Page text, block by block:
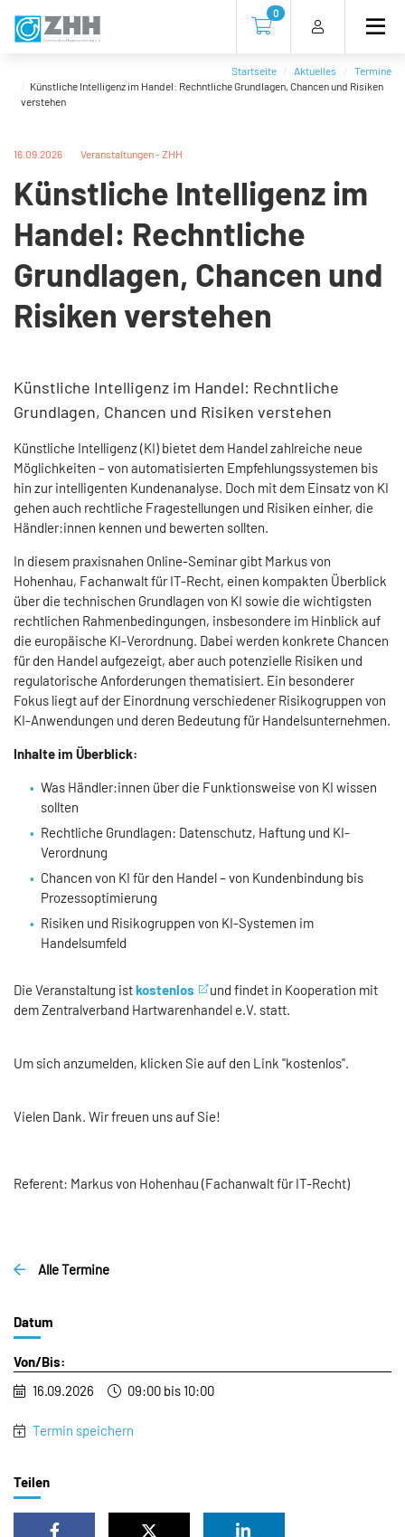
zum
zum
zur
zum
0
Zur Kasse gehen (0
Startseite Aktuelles
Termine
Künstliche Intelligenz im Handel: Rechntliche Grundlagen, Chancen und Risiken
verstehen
16.09.2026 Veranstaltungen - ZHH
Künstliche Intelligenz im
Handel: Rechntliche
Grundlagen, Chancen und
Risiken verstehen
Künstliche Intelligenz im Handel: Rechntliche
Grundlagen, Chancen und Risiken verstehen
Künstliche Intelligenz (KI) bietet dem Handel zahlreiche neue
Möglichkeiten – von automatisierten Empfehlungssystemen bis
hin zur intelligenten Kundenanalyse. Doch mit dem Einsatz von KI
gehen auch rechtliche Fragestellungen und Risiken einher, die
Händler:innen kennen und bewerten sollten.
In diesem praxisnahen Online-Seminar gibt Markus von
Hohenhau, Fachanwalt für IT-Recht, einen kompakten Überblick
über die technischen Grundlagen von KI sowie die wichtigsten
rechtlichen Rahmenbedingungen, insbesondere im Hinblick auf
die europäische KI-Verordnung. Dabei werden konkrete Chancen
für den Handel aufgezeigt, aber auch potenzielle Risiken und
regulatorische Anforderungen thematisiert. Ein besonderer
Fokus liegt auf der Einordnung verschiedener Risikogruppen von
KI-Anwendungen und deren Bedeutung für Handelsunternehmen.
Inhalte im Überblick:
Was Händler:innen über die Funktionsweise von KI wissen
sollten
Rechtliche Grundlagen: Datenschutz, Haftung und KI-
Verordnung
Chancen von KI für den Handel – von Kundenbindung bis
Prozessoptimierung
Risiken und Risikogruppen von KI-Systemen im
Handelsumfeld
Die Veranstaltung istkostenlos
und findet in Kooperation mit
dem Zentralverband Hartwarenhandel e.V. statt.
Um sich anzumelden, klicken Sie auf den Link "kostenlos".
Vielen Dank. Wir freuen uns auf Sie!
Referent: Markus von Hohenhau (Fachanwalt für IT-Recht)
Alle Termine
Datum
Von/Bis:
16.09.2026
09:00 bis 10:00
Termin speichern
Teilen